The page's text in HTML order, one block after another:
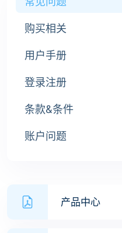
购买相关
用户手册
登录注册
条款&条件
账户问题
产品中心